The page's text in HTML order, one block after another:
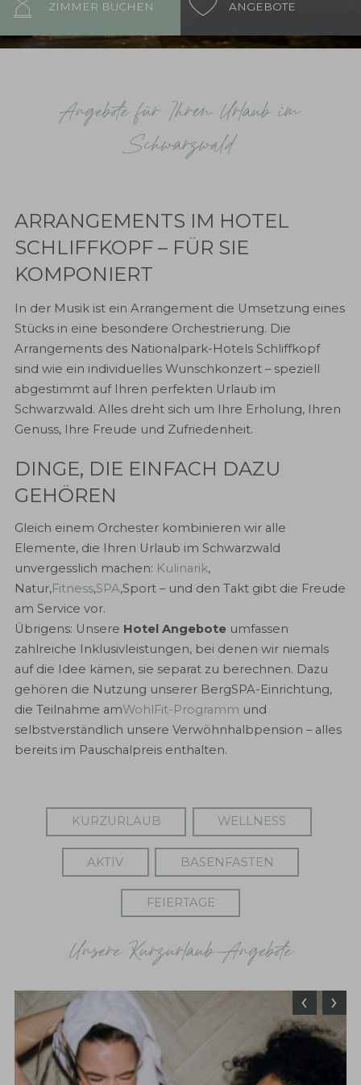
ZIMMER BUCHEN ANGEBOTE
Angebote für Ihren Urlaub im
Schwarzwald
ARRANGEMENTS IM HOTEL
SCHLIFFKOPF – FÜR SIE
KOMPONIERT
In der Musik ist ein Arrangement die Umsetzung eines
Stücks in eine besondere Orchestrierung. Die
Arrangements des Nationalpark-Hotels Schliffkopf
sind wie ein individuelles Wunschkonzert – speziell
abgestimmt auf Ihren perfekten Urlaub im
Schwarzwald. Alles dreht sich um Ihre Erholung, Ihren
Genuss, Ihre Freude und Zufriedenheit.
DINGE, DIE EINFACH DAZU
GEHÖREN
Gleich einem Orchester kombinieren wir alle
Elemente, die Ihren Urlaub im Schwarzwald
unvergesslich machen: Kulinarik,
Natur,Fitness,SPA,Sport – und den Takt gibt die Freude
am Service vor.
Übrigens: Unsere Hotel Angebote umfassen
zahlreiche Inklusivleistungen, bei denen wir niemals
auf die Idee kämen, sie separat zu berechnen. Dazu
gehören die Nutzung unserer BergSPA-Einrichtung,
die Teilnahme amWohlFit-Programm und
selbstverständlich unsere Verwöhnhalbpension – alles
bereits im Pauschalpreis enthalten.
KURZURLAUB WELLNESS
AKTIV BASENFASTEN
FEIERTAGE
Unsere Kurzurlaub-Angebote
‹ ›